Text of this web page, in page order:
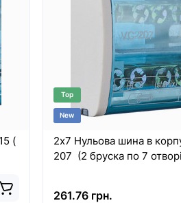
(
Top
New
2х7 Нульова шина в
207 (2 бруска по 7
261.76 грн.